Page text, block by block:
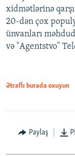
xidmətlərinə
20-dən çox
ünvanları
və "Agentstvo"
Ətraflı burada oxuyun
Paylaş